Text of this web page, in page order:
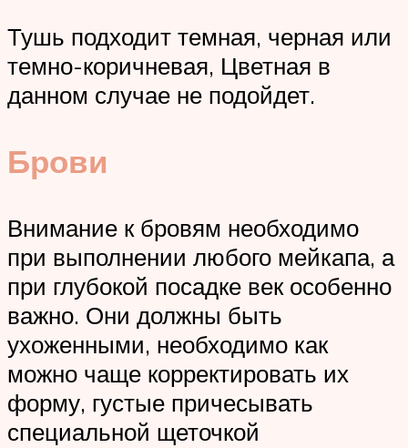
Тушь подходит темная, черная или
темно-коричневая, Цветная в
данном случае не подойдет.
Брови
Внимание к бровям необходимо
при выполнении любого мейкапа, а
при глубокой посадке век особенно
важно. Они должны быть
ухоженными, необходимо как
можно чаще корректировать их
форму, густые причесывать
специальной щеточкой